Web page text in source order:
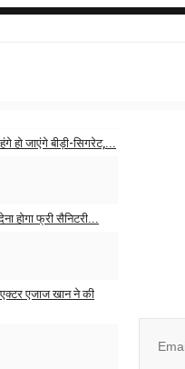
हो जाएंगे बीड़ी-सिगरेट,...
होगा फ्री सैनिटरी...
एजाज खान ने की